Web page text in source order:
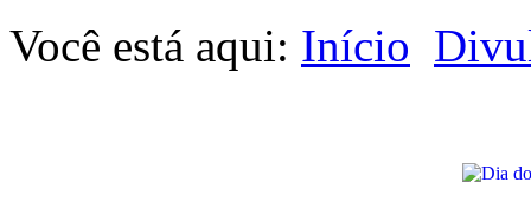
Você está aqui: Início